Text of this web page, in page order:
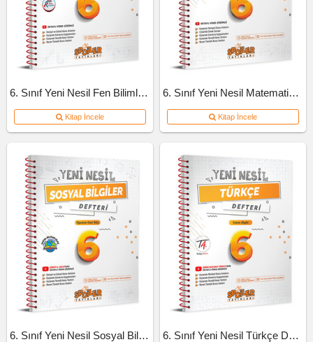
6. Sınıf Yeni Nesil Fen Bilimleri Defteri
Kitap İncele
6. Sınıf Yeni Nesil Matematik Defteri
Kitap İncele
6. Sınıf Yeni Nesil Sosyal Bilgiler Defteri 6. Sınıf Yeni Nesil Türkçe Defteri